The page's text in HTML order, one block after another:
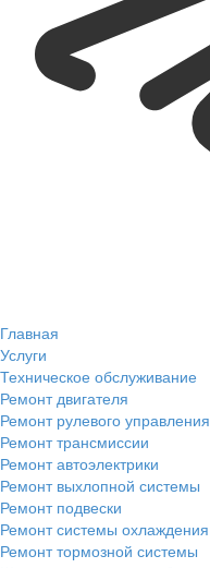
Главная
Услуги
Техническое обслуживание
Ремонт двигателя
Ремонт рулевого управления
Ремонт трансмиссии
Ремонт автоэлектрики
Ремонт выхлопной системы
Ремонт подвески
Ремонт системы охлаждения
Ремонт тормозной системы